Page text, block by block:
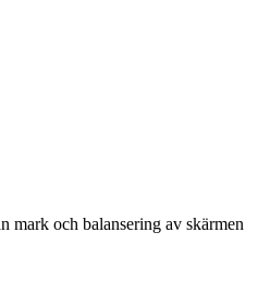
mark och balansering av skärmen